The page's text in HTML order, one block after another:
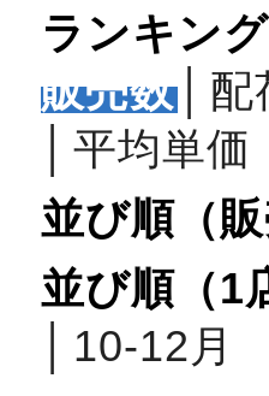
ランキン
販売数
配
平均単価
並び順（販
並び順（1
10‐12月